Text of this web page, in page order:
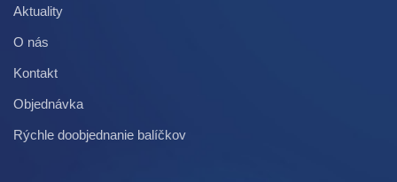
Aktuality
O nás
Kontakt
Objednávka
Rýchle doobjednanie balíčkov